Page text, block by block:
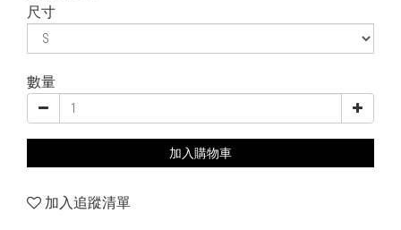
尺寸
數量
加入購物車
加入追蹤清單